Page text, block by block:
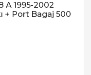
A 1995-2002
+ Port Bagaj 500